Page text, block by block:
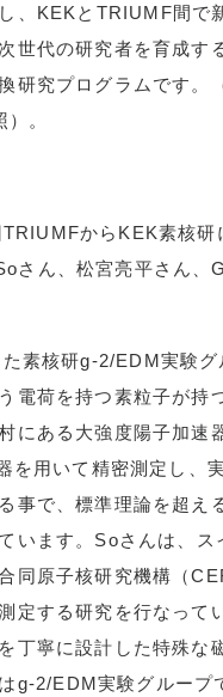
、KEKとTRIUMF間で
世代の研究者を育成す
研究プログラムです。
）。
からKEK素核研
さん、松宮亮平さん、
素核研g-2/EDM実験グ
電荷を持つ素粒子が持
にある大強度陽子加速
を用いて精密測定し、
事で、標準理論を超え
います。Soさんは、ス
同原子核研究機構（
定する研究を行なって
丁寧に設計した特殊な
g-2/EDM実験グループ